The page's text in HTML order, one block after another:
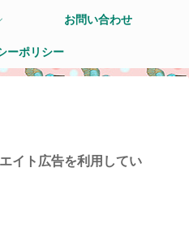
お問い合わせ
ーポリシー
イト広告を利用してい